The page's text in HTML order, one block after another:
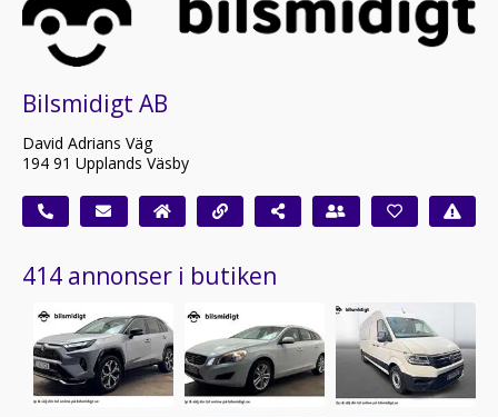
Bilsmidigt AB
David Adrians Väg
194 91 Upplands Väsby
414 annonser i butiken